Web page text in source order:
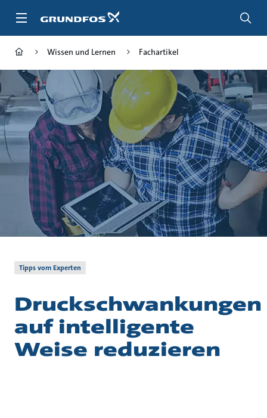
Inhalt
Wissen und Lernen Fachartikel
Tipps vom Experten
Druckschwankungen
auf intelligente
Weise reduzieren